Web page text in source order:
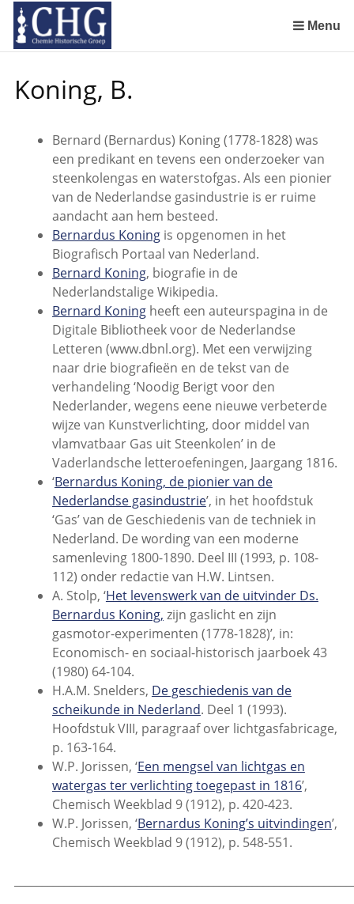
links
over
naar
de
Spring
naar
het
menu
Menu
Koning, B.
Bernard (Bernardus) Koning (1778-1828) was
een predikant en tevens een onderzoeker van
steenkolengas en waterstofgas. Als een pionier
van de Nederlandse gasindustrie is er ruime
aandacht aan hem besteed.
Bernardus Koningis opgenomen in het
Biografisch Portaal van Nederland.
Bernard Koning, biografie in de
Nederlandstalige Wikipedia.
Bernard Koningheeft een auteurspagina in de
Digitale Bibliotheek voor de Nederlandse
Letteren (www.dbnl.org). Met een verwijzing
naar drie biografieën en de tekst van de
verhandeling ‘Noodig Berigt voor den
Nederlander, wegens eene nieuwe verbeterde
wijze van Kunstverlichting, door middel van
vlamvatbaar Gas uit Steenkolen’ in de
Vaderlandsche letteroefeningen, Jaargang 1816.
‘Bernardus Koning, de pionier van de
Nederlandse gasindustrie’, in het hoofdstuk
‘Gas’ van de Geschiedenis van de techniek in
Nederland. De wording van een moderne
samenleving 1800-1890. Deel III (1993, p. 108-
112) onder redactie van H.W. Lintsen.
A. Stolp, ‘Het levenswerk van de uitvinder Ds.
Bernardus Koning, zijn gaslicht en zijn
gasmotor-experimenten (1778-1828)’, in:
Economisch- en sociaal-historisch jaarboek 43
(1980) 64-104.
H.A.M. Snelders, De geschiedenis van de
scheikunde in Nederland. Deel 1 (1993).
Hoofdstuk VIII, paragraaf over lichtgasfabricage,
p. 163-164.
W.P. Jorissen, ‘Een mengsel van lichtgas en
watergas ter verlichting toegepast in 1816’,
Chemisch Weekblad 9 (1912), p. 420-423.
W.P. Jorissen, ‘Bernardus Koning’s uitvindingen’,
Chemisch Weekblad 9 (1912), p. 548-551.